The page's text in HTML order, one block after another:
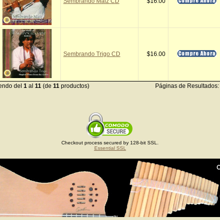
Sembrando Trigo CD $16.00
del 1 al 11 (de 11 productos) Páginas de
Checkout process secured by 128-bit SSL.
Essential SSL